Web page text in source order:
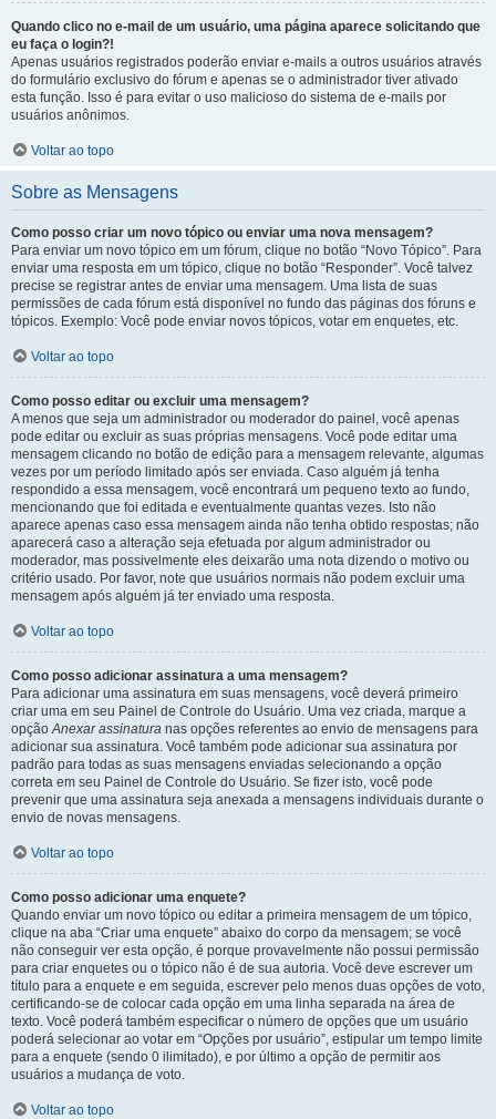
Quando clico no e-mail de um usuário, uma página aparece solicitando que
eu faça o login?!
Apenas usuários registrados poderão enviar e-mails a outros usuários através
do formulário exclusivo do fórum e apenas se o administrador tiver ativado
esta função. Isso é para evitar o uso malicioso do sistema de e-mails por
usuários anônimos.
Voltar ao topo
Sobre as Mensagens
Como posso criar um novo tópico ou enviar uma nova mensagem?
Para enviar um novo tópico em um fórum, clique no botão “Novo Tópico”. Para
enviar uma resposta em um tópico, clique no botão “Responder”. Você talvez
precise se registrar antes de enviar uma mensagem. Uma lista de suas
permissões de cada fórum está disponível no fundo das páginas dos fóruns e
tópicos. Exemplo: Você pode enviar novos tópicos, votar em enquetes, etc.
Voltar ao topo
Como posso editar ou excluir uma mensagem?
A menos que seja um administrador ou moderador do painel, você apenas
pode editar ou excluir as suas próprias mensagens. Você pode editar uma
mensagem clicando no botão de edição para a mensagem relevante, algumas
vezes por um período limitado após ser enviada. Caso alguém já tenha
respondido a essa mensagem, você encontrará um pequeno texto ao fundo,
mencionando que foi editada e eventualmente quantas vezes. Isto não
aparece apenas caso essa mensagem ainda não tenha obtido respostas; não
aparecerá caso a alteração seja efetuada por algum administrador ou
moderador, mas possivelmente eles deixarão uma nota dizendo o motivo ou
critério usado. Por favor, note que usuários normais não podem excluir uma
mensagem após alguém já ter enviado uma resposta.
Voltar ao topo
Como posso adicionar assinatura a uma mensagem?
Para adicionar uma assinatura em suas mensagens, você deverá primeiro
criar uma em seu Painel de Controle do Usuário. Uma vez criada, marque a
opçãoAnexar assinatura nas opções referentes ao envio de mensagens para
adicionar sua assinatura. Você também pode adicionar sua assinatura por
padrão para todas as suas mensagens enviadas selecionando a opção
correta em seu Painel de Controle do Usuário. Se fizer isto, você pode
prevenir que uma assinatura seja anexada a mensagens individuais durante o
envio de novas mensagens.
Voltar ao topo
Como posso adicionar uma enquete?
Quando enviar um novo tópico ou editar a primeira mensagem de um tópico,
clique na aba “Criar uma enquete” abaixo do corpo da mensagem; se você
não conseguir ver esta opção, é porque provavelmente não possui permissão
para criar enquetes ou o tópico não é de sua autoria. Você deve escrever um
título para a enquete e em seguida, escrever pelo menos duas opções de voto,
certificando-se de colocar cada opção em uma linha separada na área de
texto. Você poderá também especificar o número de opções que um usuário
poderá selecionar ao votar em “Opções por usuário”, estipular um tempo limite
para a enquete (sendo 0 ilimitado), e por último a opção de permitir aos
usuários a mudança de voto.
Voltar ao topo